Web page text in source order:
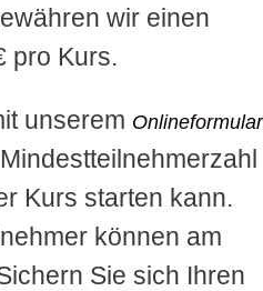
wir einen
pro Kurs.
unserem Onlineformular
Kurs starten kann.
können am
Sie sich Ihren